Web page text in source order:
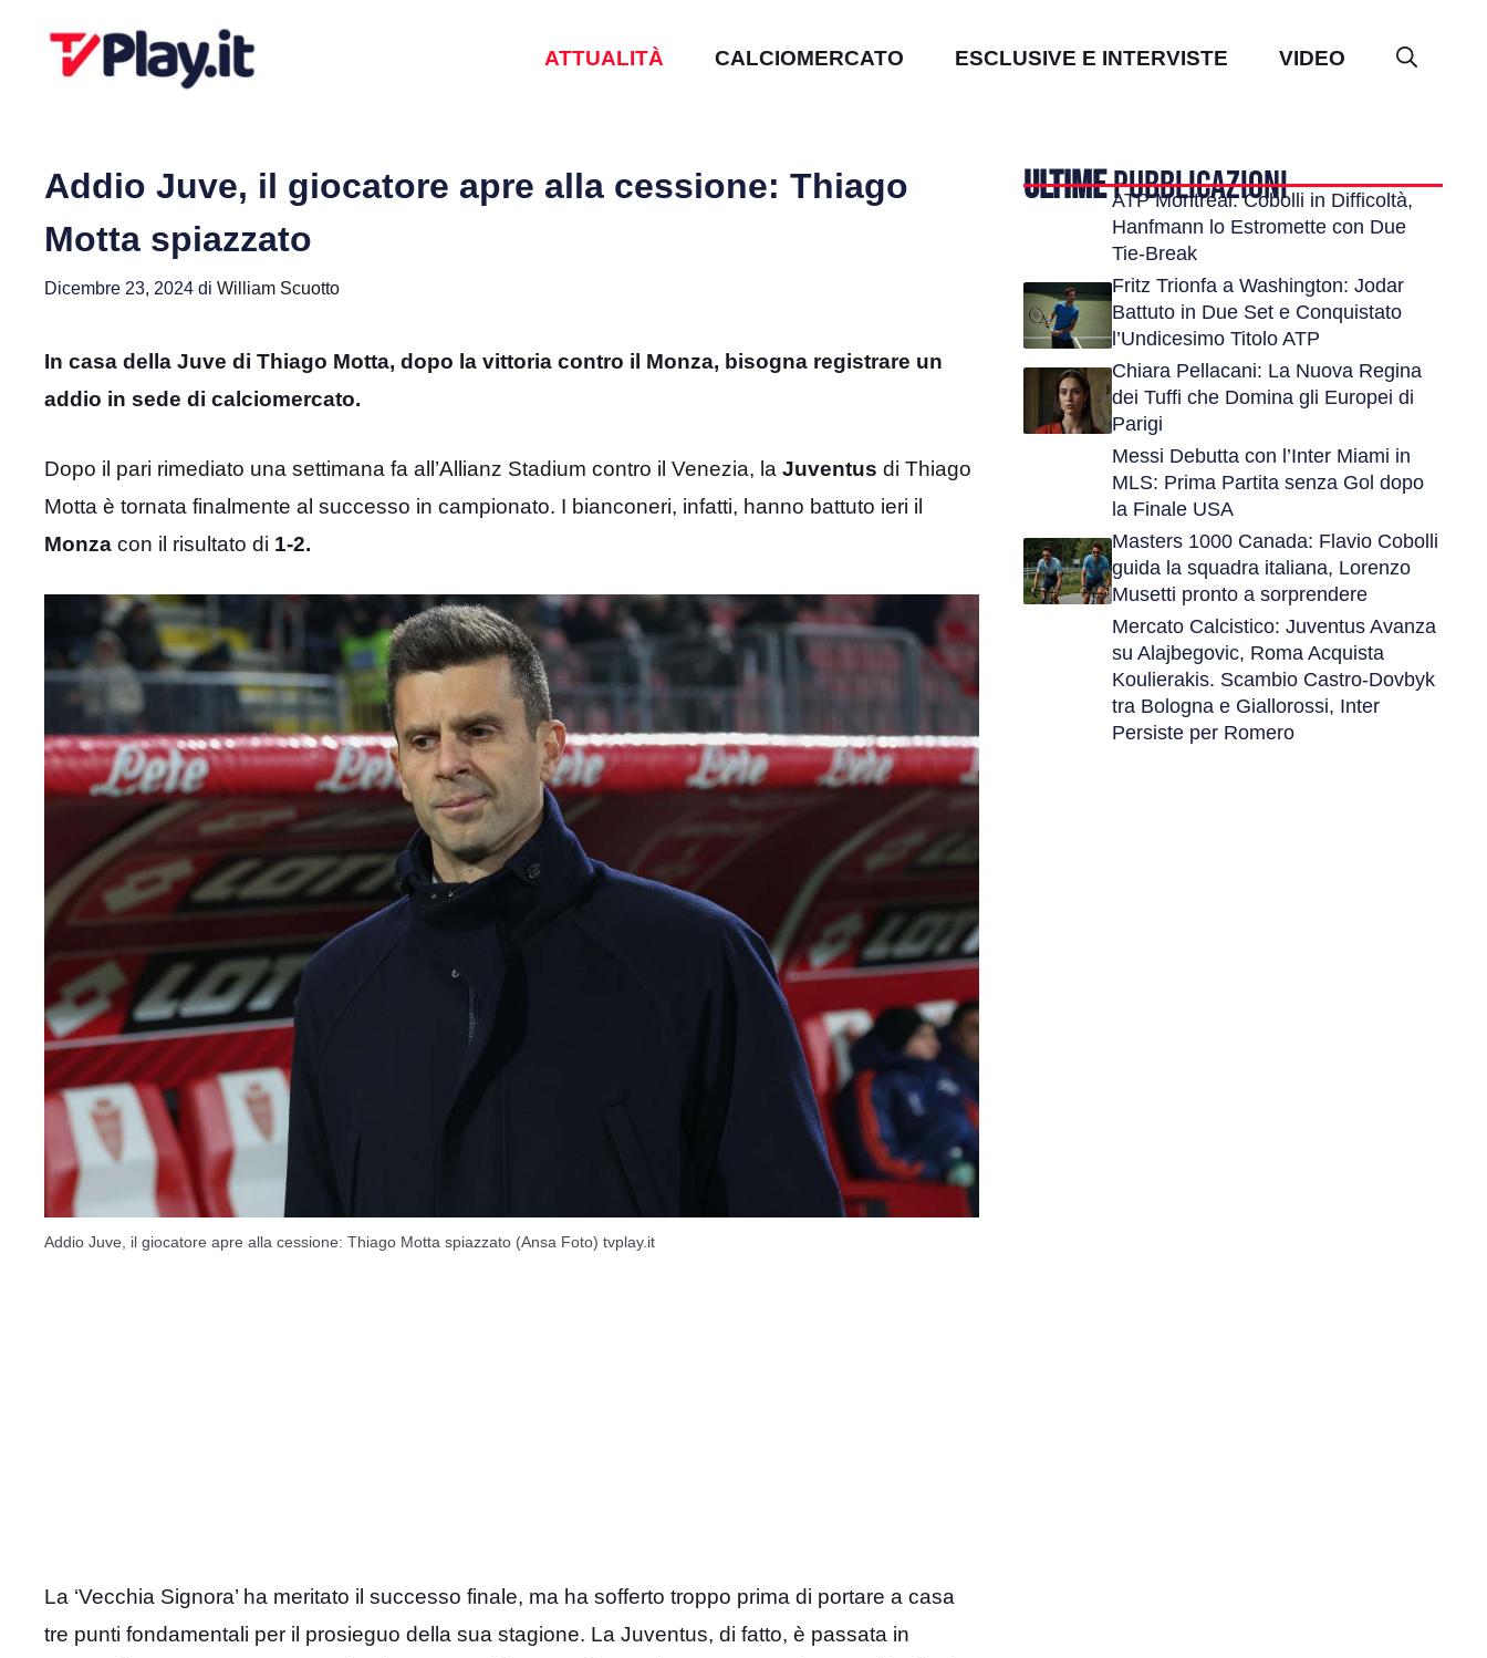
ATTUALITÀ CALCIOMERCATO ESCLUSIVE E INTERVISTE VIDEO
Addio Juve, il giocatore apre alla cessione: Thiago
Motta spiazzato
Dicembre 23, 2024 di William Scuotto
In casa della Juve di Thiago Motta, dopo la vittoria contro il Monza, bisogna registrare un
addio in sede di calciomercato.
Dopo il pari rimediato una settimana fa all’Allianz Stadium contro il Venezia, la Juventus di Thiago
Motta è tornata finalmente al successo in campionato. I bianconeri, infatti, hanno battuto ieri il
Monza con il risultato di 1-2.
Addio Juve, il giocatore apre alla cessione: Thiago Motta spiazzato (Ansa Foto) tvplay.it
La ‘Vecchia Signora’ ha meritato il successo finale, ma ha sofferto troppo prima di portare a casa
tre punti fondamentali per il prosieguo della sua stagione. La Juventus, di fatto, è passata in
ULTIMEPUBBLICAZIONI
ATP Montreal: Cobolli in Difficoltà,
Hanfmann lo Estromette con Due
Tie-Break
Fritz Trionfa a Washington: Jodar
Battuto in Due Set e Conquistato
l’Undicesimo Titolo ATP
Chiara Pellacani: La Nuova Regina
dei Tuffi che Domina gli Europei di
Parigi
Messi Debutta con l’Inter Miami in
MLS: Prima Partita senza Gol dopo
la Finale USA
Masters 1000 Canada: Flavio Cobolli
guida la squadra italiana, Lorenzo
Musetti pronto a sorprendere
Mercato Calcistico: Juventus Avanza
su Alajbegovic, Roma Acquista
Koulierakis. Scambio Castro-Dovbyk
tra Bologna e Giallorossi, Inter
Persiste per Romero